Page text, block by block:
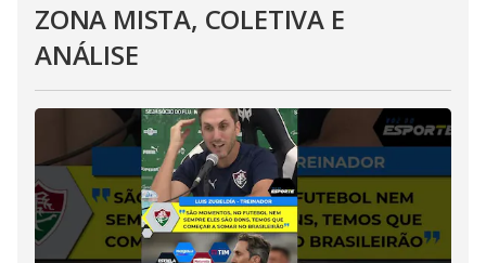
ZONA MISTA, COLETIVA E
ANÁLISE